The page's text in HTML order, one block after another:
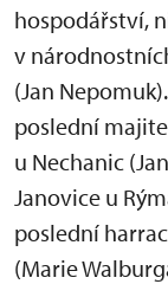
hospodářství,
v
(Jan
poslední
u Nechanic
Janovice u
poslední
(Marie